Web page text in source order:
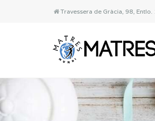
Travessera de Gràcia, 98,